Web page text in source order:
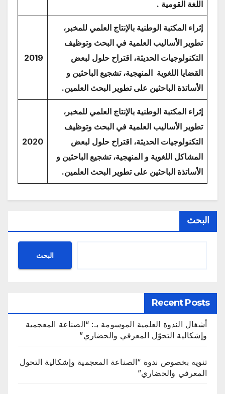
اللغة القومية .
إثراء المكتبة الوطنية بالإنتاج العلمي للمخبر،
تطوير الأساليب العلمية في البحث وتوظيف
التكنولوجيات الحديثة، اقتراح حلول لبعض
القضايا اللغوية المنهجية، تشجيع الباحثين و
الأساتذة الباحثين على تطوير البحث العلمين.
2019
إثراء المكتبة الوطنية بالإنتاج العلمي للمخبر،
تطوير الأساليب العلمية في البحث وتوظيف
التكنولوجيات الحديثة، اقتراح حلول لبعض
المشاكل اللغوية و المنهجية، تشجيع الباحثين و
الأساتذة الباحثين على تطوير البحث العلمين.
2020
البحث
البحث
Recent Posts
أشغال الندوة العلمية الموسومة بـ: “الصناعة المعجمية
وإشكالية التحوّل المعرفي والحضاري”
تنويه بخصوص ندوة “الصناعة المعجمية وإشكالية التحول
المعرفي والحضاري”